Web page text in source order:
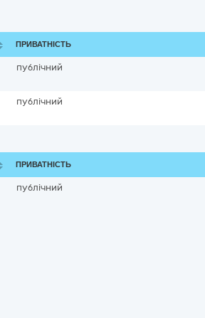
ПРИВАТНІСТЬ
публічний
публічний
ПРИВАТНІСТЬ
публічний